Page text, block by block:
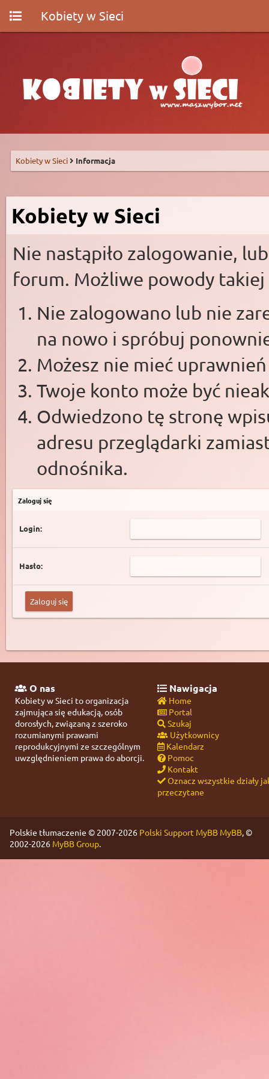
Kobiety w Sieci
Kobiety w Sieci Informacja
Kobiety w Sieci
Nie nastąpiło zalogowanie,
forum. Możliwe powody takiej
Nie zalogowano lub nie
na nowo i spróbuj
Możesz nie mieć
Twoje konto może być
Odwiedzono tę stronę
adresu przeglądarki
odnośnika.
Zaloguj się
Login:
Hasło:
O nas
Kobiety w Sieci to organizacja
zajmująca się edukacją, osób
dorosłych, związaną z szeroko
rozumianymi prawami
reprodukcyjnymi ze szczególnym
uwzględnieniem prawa do aborcji.
Nawigacja
Home
Portal
Szukaj
Użytkownicy
Kalendarz
Pomoc
Kontakt
Oznacz wszystkie działy
przeczytane
Polskie tłumaczenie © 2007-2026 Polski Support MyBB MyBB, ©
2002-2026 MyBB Group.